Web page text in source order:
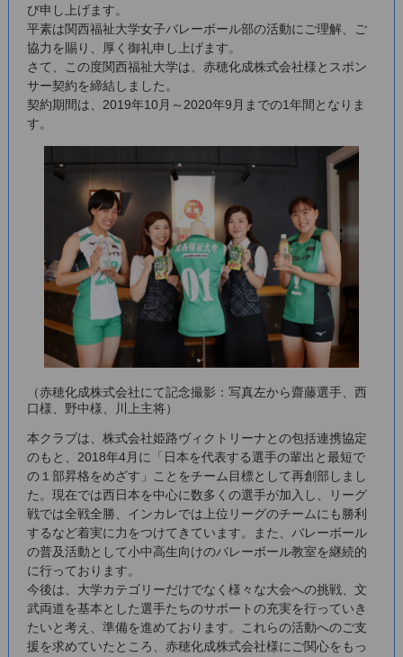
び申し上げます。
平素は関西福祉大学女子バレーボール部の活動にご理解、ご
協力を賜り、厚く御礼申し上げます。
さて、この度関西福祉大学は、赤穂化成株式会社様とスポン
サー契約を締結しました。
契約期間は、2019年10月～2020年9月までの1年間となりま
す。
（赤穂化成株式会社にて記念撮影：写真左から齋藤選手、西
口様、野中様、川上主将）
本クラブは、株式会社姫路ヴィクトリーナとの包括連携協定
のもと、2018年4月に「日本を代表する選手の輩出と最短で
の１部昇格をめざす」ことをチーム目標として再創部しまし
た。現在では西日本を中心に数多くの選手が加入し、リーグ
戦では全戦全勝、インカレでは上位リーグのチームにも勝利
するなど着実に力をつけてきています。また、バレーボール
の普及活動として小中高生向けのバレーボール教室を継続的
に行っております。
今後は、大学カテゴリーだけでなく様々な大会への挑戦、文
武両道を基本とした選手たちのサポートの充実を行っていき
たいと考え、準備を進めております。これらの活動へのご支
援を求めていたところ、赤穂化成株式会社様にご関心をもっ